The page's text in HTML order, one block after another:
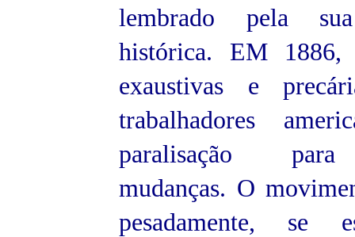
lembrado pela
histórica. EM 1886,
exaustivas e
trabalhadores
paralisação
mudanças. O
pesadamente, se